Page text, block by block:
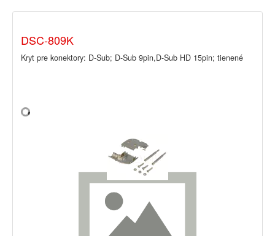
DSC-809K
Kryt pre konektory: D-Sub; D-Sub 9pin,D-Sub HD 15pin; tienené